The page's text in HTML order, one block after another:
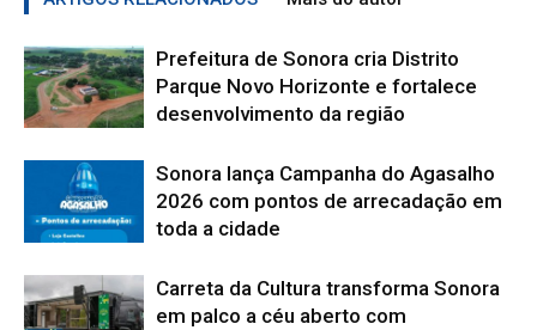
Prefeitura de Sonora cria Distrito
Parque Novo Horizonte e fortalece
desenvolvimento da região
Sonora lança Campanha do Agasalho
2026 com pontos de arrecadação em
toda a cidade
Carreta da Cultura transforma Sonora
em palco a céu aberto com